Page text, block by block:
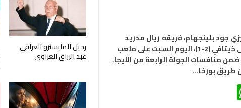
جود بلينجهام، فريقه ريال مدريد
لتحقيق الفوز على خيتافي (2-1)، اليوم السبت على ملعب
ضمن منافسات الجولة الرابعة من الليجا.
طريق بورخا…
رحيل المايسترو العراقي
عبد الرزاق العزاوي